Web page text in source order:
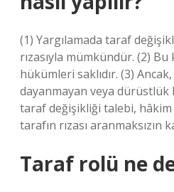
(1) Yargılamada taraf
rızasıyla mümkündür. (2)
hükümleri saklıdır. (3)
dayanmayan veya dürüstlük
taraf değişikliği talebi,
tarafın rızası aranmaksızın
Taraf rolü ne